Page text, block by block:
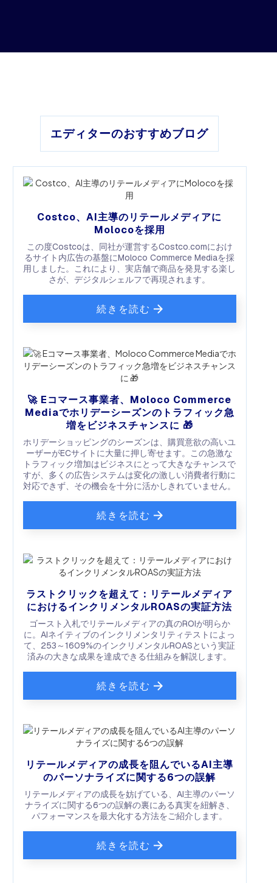
エディターのおすすめブログ
Costco、AI主導のリテールメディアに
Molocoを採用
この度Costcoは、同社が運営するCostco.comにおけ
るサイト内広告の基盤にMoloco Commerce Mediaを採
用しました。これにより、実店舗で商品を発見する楽し
さが、デジタルシェルフで再現されます。
続きを読む
🚀 Eコマース事業者、Moloco Commerce
Mediaでホリデーシーズンのトラフィック急
増をビジネスチャンスに 🎁
ホリデーショッピングのシーズンは、購買意欲の高いユ
ーザーがECサイトに大量に押し寄せます。この急激な
トラフィック増加はビジネスにとって大きなチャンスで
すが、多くの広告システムは変化の激しい消費者行動に
対応できず、その機会を十分に活かしきれていません。
続きを読む
ラストクリックを超えて：リテールメディア
におけるインクリメンタルROASの実証方法
ゴースト入札でリテールメディアの真のROIが明らか
に。AIネイティブのインクリメンタリティテストによっ
て、253～1609%のインクリメンタルROASという実証
済みの大きな成果を達成できる仕組みを解説します。
続きを読む
リテールメディアの成長を阻んでいるAI主導
のパーソナライズに関する6つの誤解
リテールメディアの成長を妨げている、AI主導のパーソ
ナライズに関する6つの誤解の裏にある真実を紐解き、
パフォーマンスを最大化する方法をご紹介します。
続きを読む